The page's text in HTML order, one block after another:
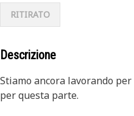
RITIRATO
Descrizione
Stiamo ancora lavorando
per questa parte.